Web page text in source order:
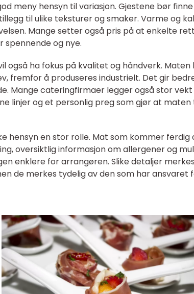
meny hensyn til variasjon. Gjestene bør
til ulike teksturer og smaker. Varme og
Mange setter også pris på at enkelte
spennende og nye.
også ha fokus på kvalitet og håndverk.
fremfor å produseres industrielt. Det gir
Mange cateringfirmaer legger også stor
linjer og et personlig preg som gjør at
hensyn en stor rolle. Mat som kommer
oversiktlig informasjon om allergener og
enklere for arrangøren. Slike detaljer
de merkes tydelig av den som har ansvaret